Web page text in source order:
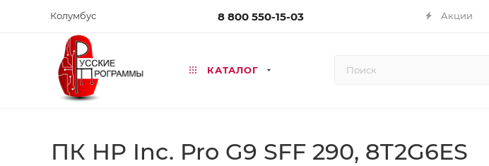
Колумбус 8 800 550-15-03 Акции
КАТАЛОГ
ПК HP Inc. Pro G9 SFF 290, 8T2G6ES